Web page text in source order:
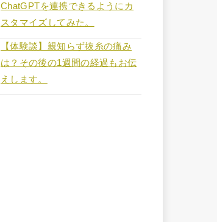
ChatGPTを連携できるようにカ
スタマイズしてみた。
【体験談】親知らず抜糸の痛み
は？その後の1週間の経過もお伝
えします。